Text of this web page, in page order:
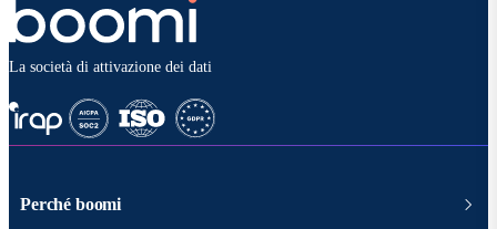
La società di attivazione dei dati
Perché boomi